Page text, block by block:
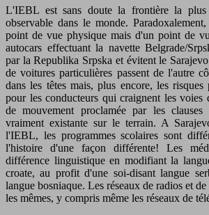
L'IEBL est sans doute la frontière la plus
observable dans le monde.
point de vue physique mais d'un point de
autocars effectuant la navette Belgrade/
par la Republika Srpska et évitent le
de voitures particulières passent de l'autre
dans les têtes mais, plus encore, les risques
pour les conducteurs qui craignent les
de mouvement proclamée par les
vraiment existante sur le terrain. A
l'IEBL, les programmes scolaires sont
l'histoire d'une façon différente! Les
différence linguistique en modifiant la
croate, au profit d'une soi-disant langue
langue bosniaque. Les réseaux de radios et
les mêmes, y compris même les réseaux de